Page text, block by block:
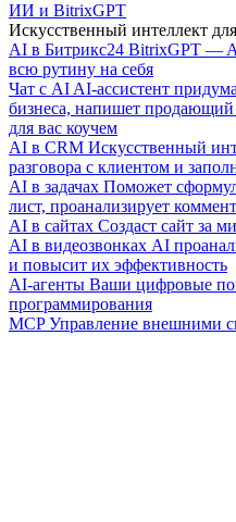
ИИ и BitrixGPT
Искусственный интеллект
AI в Битрикс24 BitrixGPT —
всю рутину на себя
Чат с AI AI-ассистент
бизнеса, напишет продающий
для вас коучем
AI в CRM Искусственный
разговора с клиентом и
AI в задачах Поможет
лист, проанализирует
AI в сайтах Создаст сайт за
AI в видеозвонках AI
и повысит их эффективность
AI-агенты Ваши цифровые
программирования
MCP Управление внешними